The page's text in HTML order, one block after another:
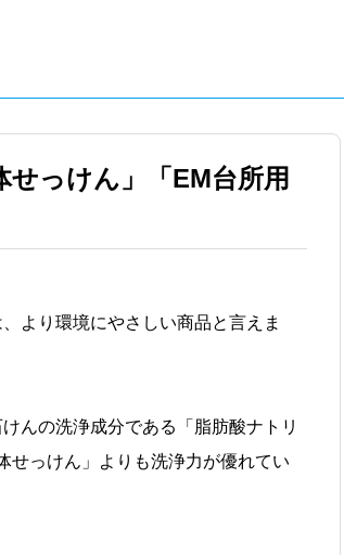
せっけん」「EM台所用
より環境にやさしい商品と言えま
んの洗浄成分である「脂肪酸ナトリ
せっけん」よりも洗浄力が優れてい